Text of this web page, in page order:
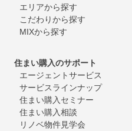
エリアから探す
こだわりから探す
MIXから探す
住まい購入のサポート
エージェントサービス
サービスラインナップ
住まい購入セミナー
住まい購入相談
リノベ物件見学会